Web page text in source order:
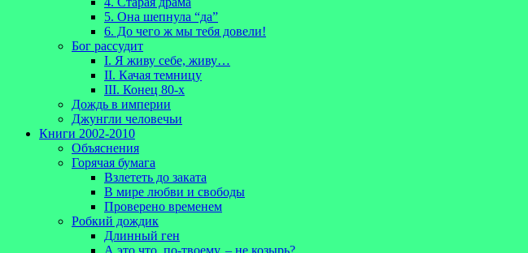
5. Она шепнула “да”
6. До чего ж мы тебя довели!
Бог рассудит
I. Я живу себе, живу…
II. Качая темницу
III. Конец 80-х
Дождь в империи
Джунгли человечьи
Книги 2002-2010
Объяснения
Горячая бумага
Взлететь до заката
В мире любви и свободы
Проверено временем
Робкий дождик
Длинный ген
А это что, по-твоему, – не козырь?